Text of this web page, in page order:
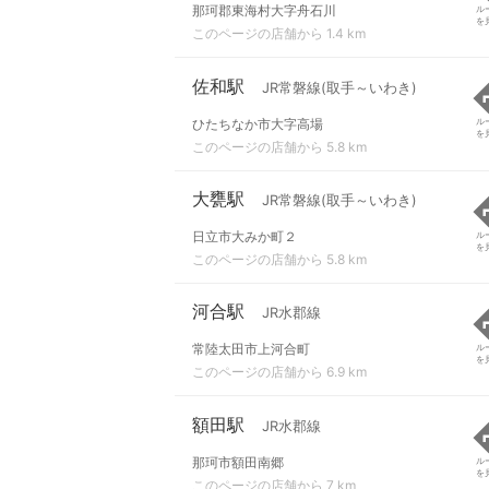
那珂郡東海村大字舟石川
このページの店舗から 1.4 km
ル
を
佐和駅 JR常磐線(取手～いわき)
ひたちなか市大字高場
このページの店舗から 5.8 km
ル
を
大甕駅 JR常磐線(取手～いわき)
日立市大みか町２
このページの店舗から 5.8 km
ル
を
河合駅 JR水郡線
常陸太田市上河合町
このページの店舗から 6.9 km
ル
を
額田駅 JR水郡線
那珂市額田南郷
このページの店舗から 7 km
ル
を